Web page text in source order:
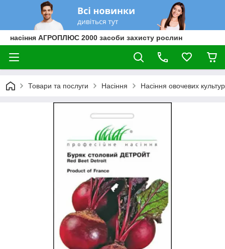
насіння АГРОПЛЮС 2000 засоби захисту рослин
Товари та послуги Насіння Насіння овочевих культур